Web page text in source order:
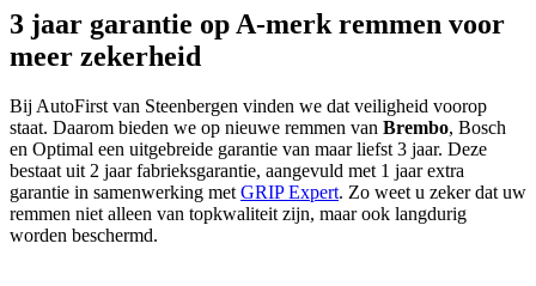
3 jaar garantie op A-merk remmen voor
meer zekerheid
Bij AutoFirst van Steenbergen vinden we dat veiligheid voorop
staat. Daarom bieden we op nieuwe remmen van Brembo, Bosch
en Optimal een uitgebreide garantie van maar liefst 3 jaar. Deze
bestaat uit 2 jaar fabrieksgarantie, aangevuld met 1 jaar extra
garantie in samenwerking metGRIP Expert. Zo weet u zeker dat uw
remmen niet alleen van topkwaliteit zijn, maar ook langdurig
worden beschermd.